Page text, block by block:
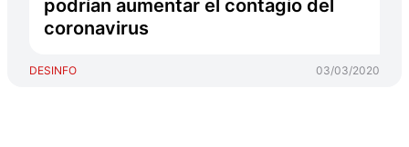
podrían aumentar el contagio del
coronavirus
DESINFO 03/03/2020